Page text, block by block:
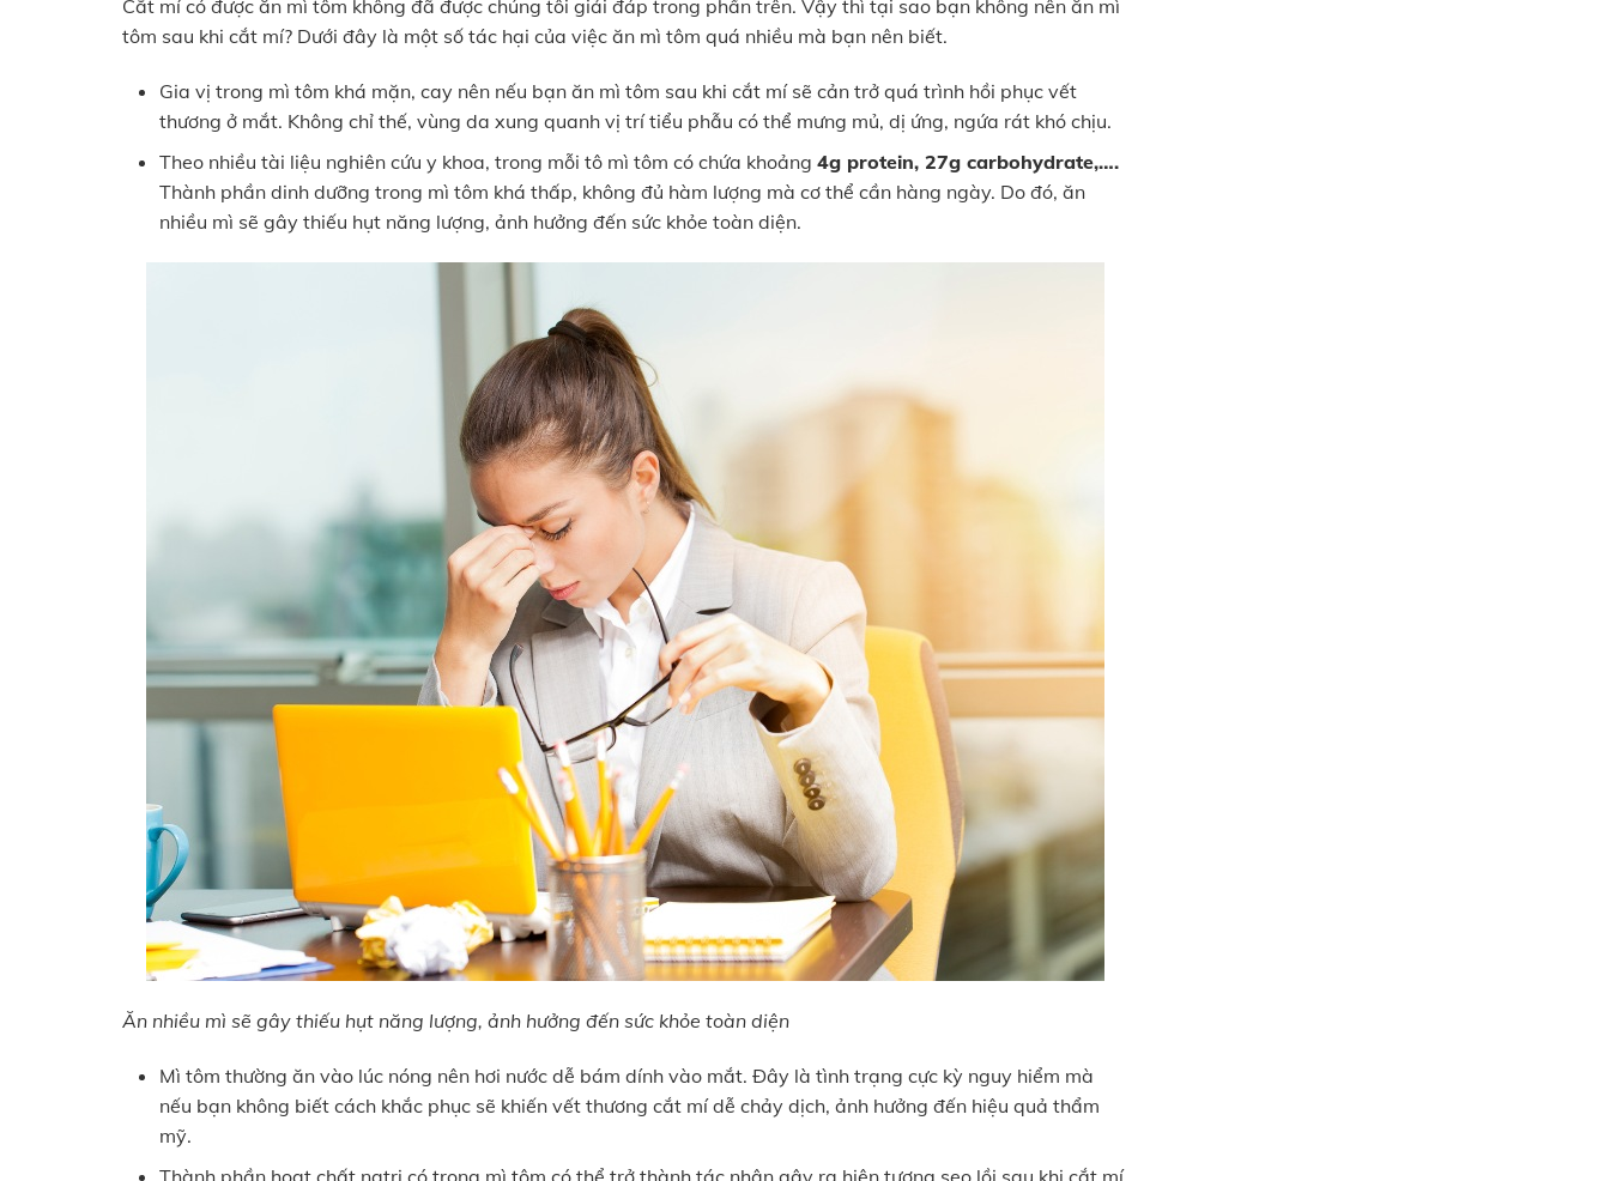
Cắt mí có được ăn mì tôm không đã được chúng tôi giải đáp trong phần trên. Vậy thì tại sao bạn không nên ăn mì
tôm sau khi cắt mí? Dưới đây là một số tác hại của việc ăn mì tôm quá nhiều mà bạn nên biết.
Gia vị trong mì tôm khá mặn, cay nên nếu bạn ăn mì tôm sau khi cắt mí sẽ cản trở quá trình hồi phục vết
thương ở mắt. Không chỉ thế, vùng da xung quanh vị trí tiểu phẫu có thể mưng mủ, dị ứng, ngứa rát khó chịu.
Theo nhiều tài liệu nghiên cứu y khoa, trong mỗi tô mì tôm có chứa khoảng 4g protein, 27g carbohydrate,….
Thành phần dinh dưỡng trong mì tôm khá thấp, không đủ hàm lượng mà cơ thể cần hàng ngày. Do đó, ăn
nhiều mì sẽ gây thiếu hụt năng lượng, ảnh hưởng đến sức khỏe toàn diện.
Ăn nhiều mì sẽ gây thiếu hụt năng lượng, ảnh hưởng đến sức khỏe toàn diện
Mì tôm thường ăn vào lúc nóng nên hơi nước dễ bám dính vào mắt. Đây là tình trạng cực kỳ nguy hiểm mà
nếu bạn không biết cách khắc phục sẽ khiến vết thương cắt mí dễ chảy dịch, ảnh hưởng đến hiệu quả thẩm
mỹ.